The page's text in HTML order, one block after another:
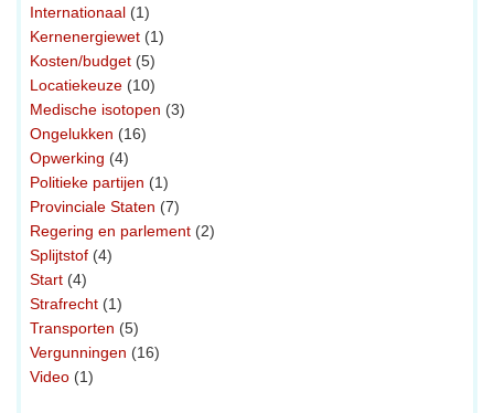
Internationaal (1)
Kernenergiewet (1)
Kosten/budget (5)
Locatiekeuze (10)
Medische isotopen (3)
Ongelukken (16)
Opwerking (4)
Politieke partijen (1)
Provinciale Staten (7)
Regering en parlement (2)
Splijtstof (4)
Start (4)
Strafrecht (1)
Transporten (5)
Vergunningen (16)
Video (1)